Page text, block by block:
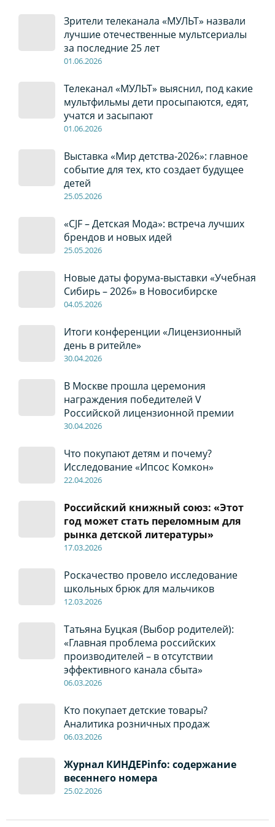
Зрители телеканала «МУЛЬТ» назвали
лучшие отечественные мультсериалы
за последние 25 лет
01.06.2026
Телеканал «МУЛЬТ» выяснил, под какие
мультфильмы дети просыпаются, едят,
учатся и засыпают
01.06.2026
Выставка «Мир детства-2026»: главное
событие для тех, кто создает будущее
детей
25.05.2026
«CJF – Детская Мода»: встреча лучших
брендов и новых идей
25.05.2026
Новые даты форума-выставки «Учебная
Сибирь – 2026» в Новосибирске
04.05.2026
Итоги конференции «Лицензионный
день в ритейле»
30.04.2026
В Москве прошла церемония
награждения победителей V
Российской лицензионной премии
30.04.2026
Что покупают детям и почему?
Исследование «Ипсос Комкон»
22.04.2026
Российский книжный союз: «Этот
год может стать переломным для
рынка детской литературы»
17.03.2026
Роскачество провело исследование
школьных брюк для мальчиков
12.03.2026
Татьяна Буцкая (Выбор родителей):
«Главная проблема российских
производителей – в отсутствии
эффективного канала сбыта»
06.03.2026
Кто покупает детские товары?
Аналитика розничных продаж
06.03.2026
Журнал КИНДЕРinfo: содержание
весеннего номера
25.02.2026